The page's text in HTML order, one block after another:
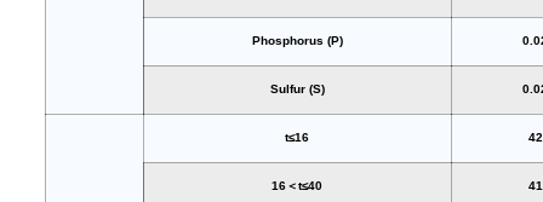
Phosphorus (P)
Sulfur (S)
t≤16
16＜t≤40